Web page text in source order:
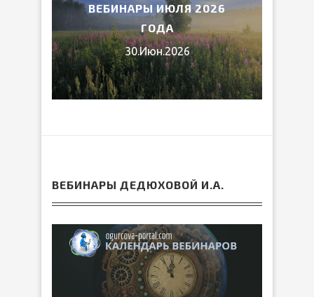
ВЕБИНАРЫ ИЮЛЯ 2026
ГОДА
30.Июн.2026
ВЕБИНАРЫ ДЕДЮХОВОЙ И.А.